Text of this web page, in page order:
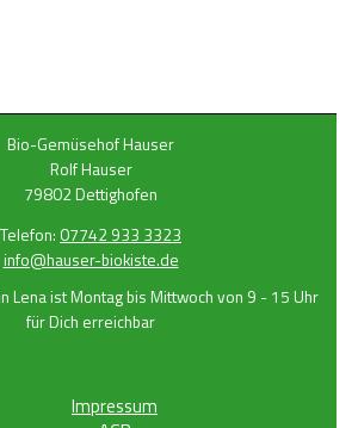
Bio-Gemüsehof Hauser
Rolf Hauser
79802 Dettighofen
Telefon: 07742 933 3323
info@hauser-biokiste.de
Lena ist Montag bis Mittwoch von 9 - 15 Uhr
für Dich erreichbar
Impressum